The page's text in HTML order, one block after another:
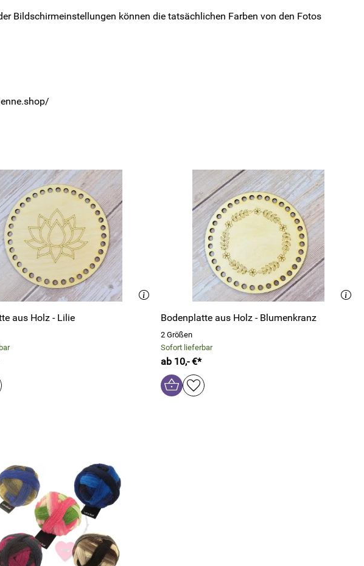
Bildschirmeinstellungen können die tatsächlichen Farben von den Fotos
aus Holz - Lilie Bodenplatte aus Holz - Blumenkranz
2 Größen
Sofort lieferbar
ab 10,- €*